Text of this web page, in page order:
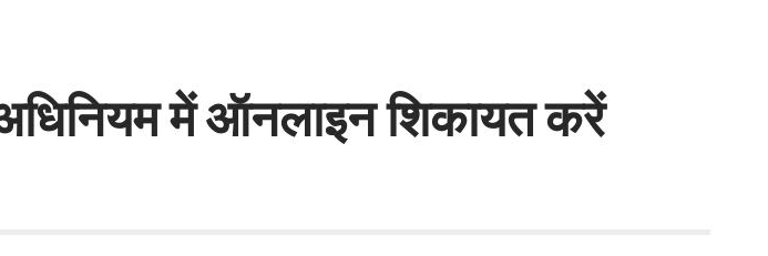
में ऑनलाइन शिकायत करें